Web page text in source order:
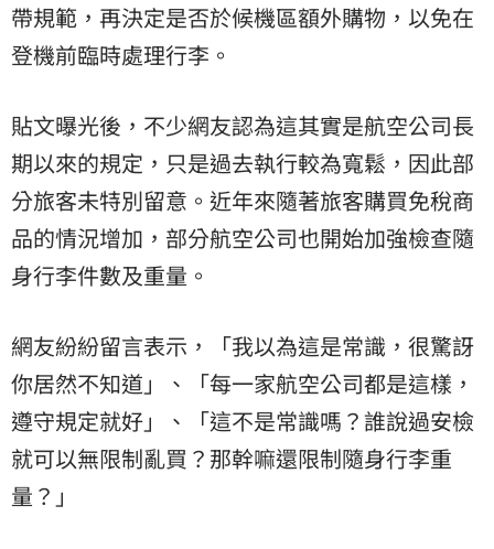
帶規範，再決定是否於候機區額外購物，以免在
登機前臨時處理行李。
貼文曝光後，不少網友認為這其實是航空公司長
期以來的規定，只是過去執行較為寬鬆，因此部
分旅客未特別留意。近年來隨著旅客購買免稅商
品的情況增加，部分航空公司也開始加強檢查隨
身行李件數及重量。
網友紛紛留言表示，「我以為這是常識，很驚訝
你居然不知道」、「每一家航空公司都是這樣，
遵守規定就好」、「這不是常識嗎？誰說過安檢
就可以無限制亂買？那幹嘛還限制隨身行李重
量？」